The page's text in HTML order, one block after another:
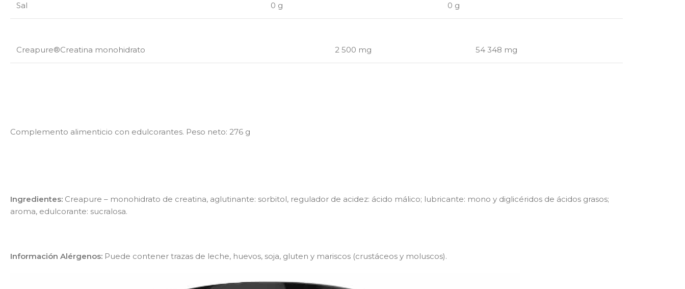
Sal 0 g 0 g
Creapure®Creatina monohidrato 2 500 mg 54 348 mg
Complemento alimenticio con edulcorantes. Peso neto: 276 g
Ingredientes: Creapure – monohidrato de creatina, aglutinante: sorbitol, regulador de acidez: ácido málico; lubricante: mono y diglicéridos de ácidos grasos;
aroma, edulcorante: sucralosa.
Información Alérgenos: Puede contener trazas de leche, huevos, soja, gluten y mariscos (crustáceos y moluscos).